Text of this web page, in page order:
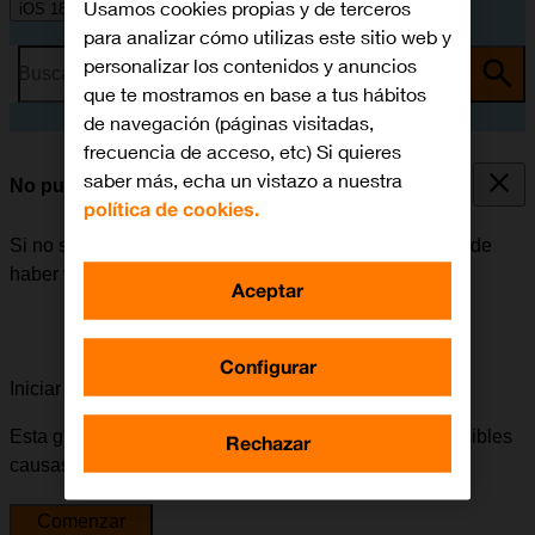
iOS 18
Busca por problema o tema
No puedo enviar ni recibir correo electrónico
Si no se puede enviar ni recibir correo electrónico, puede
haber varias causas posibles al problema.
Iniciar la guía para solucionar tu problema
Esta guía te va a conducir a través de una serie de posibles
causas y soluciones al problema.
Comenzar
Usamos cookies propias y de terceros
para analizar cómo utilizas este sitio web y
personalizar los contenidos y anuncios
que te mostramos en base a tus hábitos
de navegación (páginas visitadas,
frecuencia de acceso, etc) Si quieres
saber más, echa un vistazo a nuestra
política de cookies.
Configurar
Rechazar
Aceptar